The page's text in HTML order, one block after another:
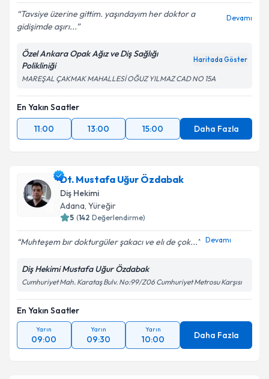
Tavsiye üzerine gittim. yaşındayım her doktor a
gidişimde aşırı...
Devamı
Özel Ankara Opak Ağız ve Diş Sağlığı
Polikliniği
Haritada Göster
MAREŞAL ÇAKMAK MAHALLESİ OĞUZ YILMAZ CAD NO 15A
En Yakın Saatler
11:00
13:00 15:00 Daha Fazla
Dt. Mustafa Uğur Özdabak
Diş Hekimi
Adana, Yüreğir
5 (142 Değerlendirme)
Muhteşem bır dokturgüler şakacı ve elı de çok... Devamı
Diş Hekimi Mustafa Uğur Özdabak
Cumhuriyet Mah. Karataş Bulv. No:99/Z06 Cumhuriyet Metrosu Karşısı
En Yakın Saatler
Yarın
09:00
Yarın
09:30
Yarın
10:00 Daha Fazla